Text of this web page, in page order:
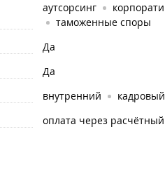
аутсорсинг
таможенные споры
Да
Да
внутренний кадровый
оплата через